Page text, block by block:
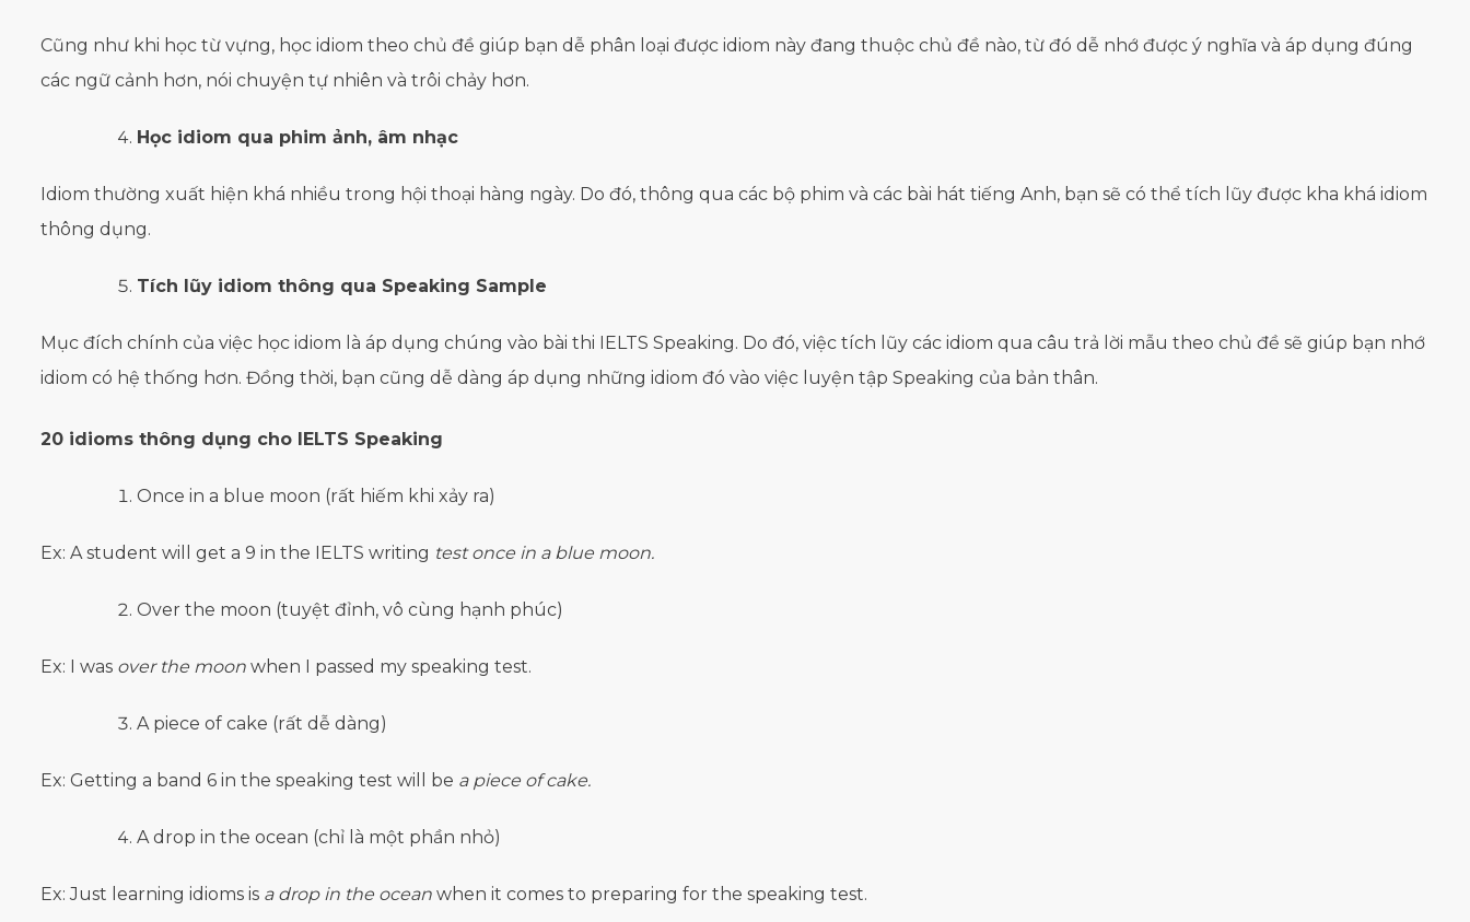
Cũng như khi học từ vựng, học idiom theo chủ đề giúp bạn dễ phân loại được idiom này đang thuộc chủ đề nào, từ đó dễ nhớ được ý nghĩa và áp dụng đúng
các ngữ cảnh hơn, nói chuyện tự nhiên và trôi chảy hơn.
Học idiom qua phim ảnh, âm nhạc
Idiom thường xuất hiện khá nhiều trong hội thoại hàng ngày. Do đó, thông qua các bộ phim và các bài hát tiếng Anh, bạn sẽ có thể tích lũy được kha khá idiom
thông dụng.
Tích lũy idiom thông qua Speaking Sample
Mục đích chính của việc học idiom là áp dụng chúng vào bài thi IELTS Speaking. Do đó, việc tích lũy các idiom qua câu trả lời mẫu theo chủ đề sẽ giúp bạn nhớ
idiom có hệ thống hơn. Đồng thời, bạn cũng dễ dàng áp dụng những idiom đó vào việc luyện tập Speaking của bản thân.
20 idioms thông dụng cho IELTS Speaking
Once in a blue moon (rất hiếm khi xảy ra)
Ex: A student will get a 9 in the IELTS writing test once in a blue moon.
Over the moon (tuyệt đỉnh, vô cùng hạnh phúc)
Ex: I was over the moon when I passed my speaking test.
A piece of cake (rất dễ dàng)
Ex: Getting a band 6 in the speaking test will be a piece of cake.
A drop in the ocean (chỉ là một phần nhỏ)
Ex: Just learning idioms is a drop in the ocean when it comes to preparing for the speaking test.